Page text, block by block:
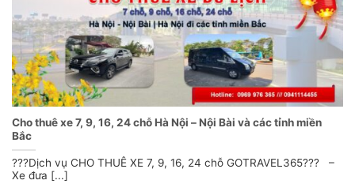
Cho thuê xe 7, 9, 16, 24 chỗ Hà Nội – Nội Bài và các tỉnh miền
Bắc
???Dịch vụ CHO THUÊ XE 7, 9, 16, 24 chỗ GOTRAVEL365??? –
Xe đưa [...]